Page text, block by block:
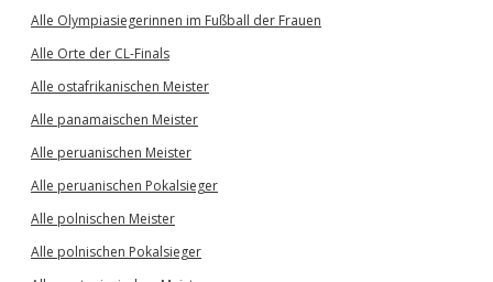
Alle Olympiasiegerinnen im Fußball der Frauen
Alle Orte der CL-Finals
Alle ostafrikanischen Meister
Alle panamaischen Meister
Alle peruanischen Meister
Alle peruanischen Pokalsieger
Alle polnischen Meister
Alle polnischen Pokalsieger